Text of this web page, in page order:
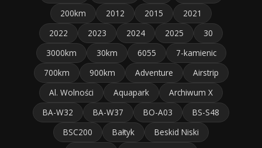
200km
2012 2015
2021
2022
2023 2024 2025
30
3000km
30km 6055
7-kamienic
700km
900km Adventure
Airstrip
Al. Wolności
Aquapark
Archiwum X
BA-W32
BA-W37 BO-A03
BS-S48
BSC200
Bałtyk
Beskid Niski